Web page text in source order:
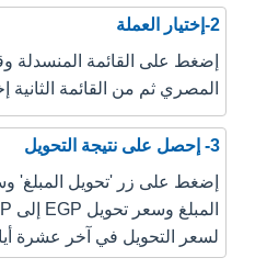
2-إختيار العملة
إضغط على القائمة المنسدلة
المصري ثم من القائمة الثانية
3- إحصل على نتيجة التحويل
إضغط على زر 'تحويل
لسعر التحويل في آخر عشرة